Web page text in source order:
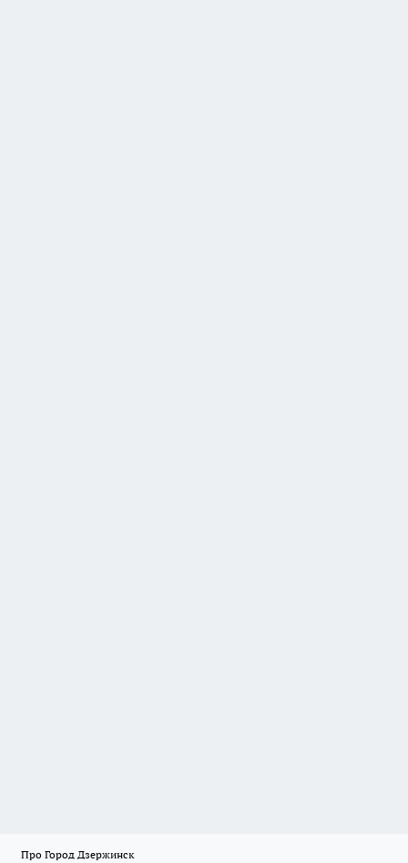
Про Город Дзержинск